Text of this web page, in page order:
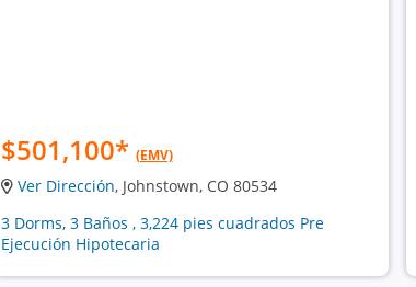
$501,100* (EMV)
Ver Dirección, Johnstown, CO 80534
3 Dorms, 3 Baños , 3,224 pies cuadrados Pre
Ejecución Hipotecaria